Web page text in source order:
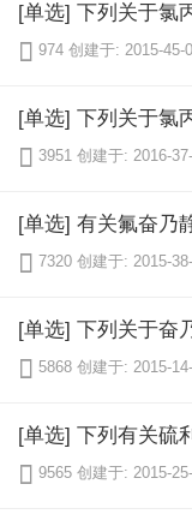
 974 创建于: 2015-45-
[单选] 下列关于氯
 3951 创建于: 2016-
 7320 创建于: 2015-
[单选] 下列关于奋
 5868 创建于: 2015-
[单选] 下列有关硫
 9565 创建于: 2015-